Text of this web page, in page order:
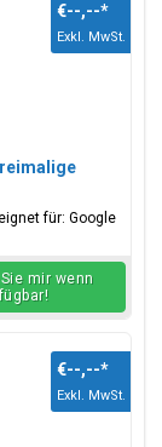
für: Google
€--,--*
Exkl. MwSt.
mir wenn
€--,--*
Exkl. MwSt.